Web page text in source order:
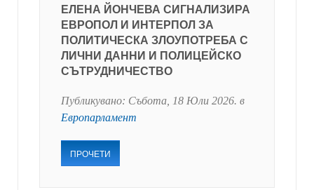
ЕЛЕНА ЙОНЧЕВА СИГНАЛИЗИРА
ЕВРОПОЛ И ИНТЕРПОЛ ЗА
ПОЛИТИЧЕСКА ЗЛОУПОТРЕБА С
ЛИЧНИ ДАННИ И ПОЛИЦЕЙСКО
СЪТРУДНИЧЕСТВО
Публикувано: Събота, 18 Юли 2026. в
Европарламент
ПРОЧЕТИ